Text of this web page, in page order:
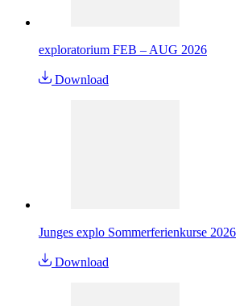
exploratorium FEB – AUG 2026
Download
Junges explo Sommerferienkurse 2026
Download